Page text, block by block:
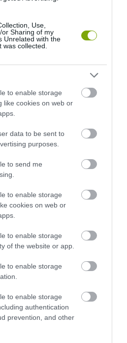
Use,
Sharing of my
Unrelated with the
collected.
to enable storage
like cookies on web or
data to be sent to
purposes.
to send me
to enable storage
cookies on web or
to enable storage
of the website or app.
to enable storage
to enable storage
authentication
prevention, and other